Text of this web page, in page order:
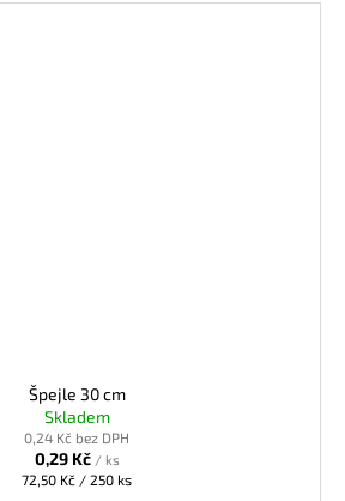
Špejle 30 cm
Skladem
0,24 Kč bez DPH
0,29 Kč / ks
Měrná
72,50 Kč / 250 ks